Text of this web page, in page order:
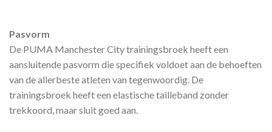
Pasvorm
De PUMA Manchester City trainingsbroek heeft een
aansluitende pasvorm die specifiek voldoet aan de behoeften
van de allerbeste atleten van tegenwoordig. De
trainingsbroek heeft een elastische tailleband zonder
trekkoord, maar sluit goed aan.